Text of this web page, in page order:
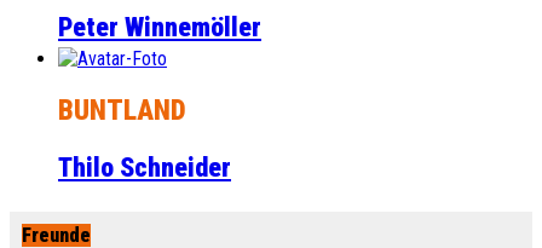
Peter Winnemöller
BUNTLAND
Thilo Schneider
Freunde